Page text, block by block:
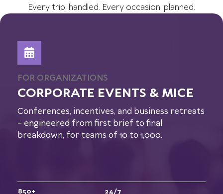
Every trip, handled. Every occasion, planned.
FOR ORGANIZATIONS
CORPORATE EVENTS & MICE
Conferences, incentives, and business retreats
– engineered from first brief to final
breakdown, for teams of 10 to 1,000.
850+
24/7